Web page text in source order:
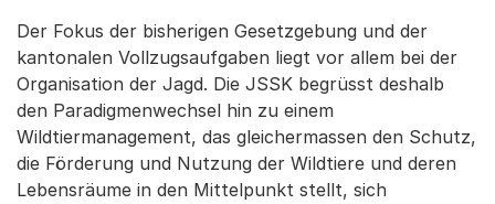
Der Fokus der bisherigen Gesetzgebung und der
kantonalen Vollzugsaufgaben liegt vor allem bei der
Organisation der Jagd. Die JSSK begrüsst deshalb
den Paradigmenwechsel hin zu einem
Wildtiermanagement, das gleichermassen den Schutz,
die Förderung und Nutzung der Wildtiere und deren
Lebensräume in den Mittelpunkt stellt, sich